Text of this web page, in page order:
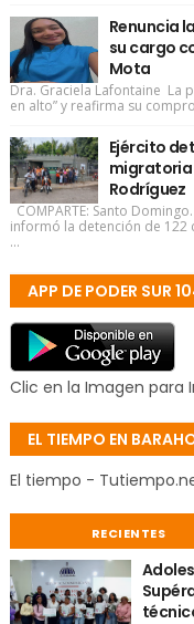
Renuncia
su cargo
Mota
Dra. Graciela Lafontaine La
en alto” y reafirma su
Ejército
migratoria
Rodríguez
COMPARTE: Santo
informó la detención de 122
...
APP DE PODER SUR
Clic en la Imagen para
EL TIEMPO EN
El tiempo -
RECIENTES